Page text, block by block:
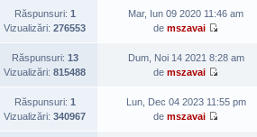
Răspunsuri: 1
Vizualizări: 276553
Mar, Iun 09 2020 11:46 am
de mszavai
Răspunsuri: 13
Vizualizări: 815488
Dum, Noi 14 2021 8:28 am
de mszavai
Răspunsuri: 1
Vizualizări: 340967
Lun, Dec 04 2023 11:55 pm
de mszavai